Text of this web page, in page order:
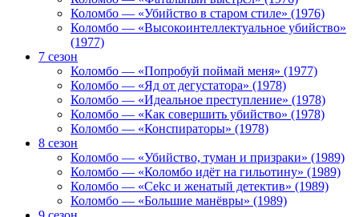
Коломбо — «Убийство в старом стиле» (1976)
Коломбо — «Высокоинтеллектуальное убийство»
(1977)
7 сезон
Коломбо — «Попробуй поймай меня» (1977)
Коломбо — «Яд от дегустатора» (1978)
Коломбо — «Идеальное преступление» (1978)
Коломбо — «Как совершить убийство» (1978)
Коломбо — «Конспираторы» (1978)
8 сезон
Коломбо — «Убийство, туман и призраки» (1989)
Коломбо — «Коломбо идёт на гильотину» (1989)
Коломбо — «Cekc и женатый детектив» (1989)
Коломбо — «Большие манёвры» (1989)